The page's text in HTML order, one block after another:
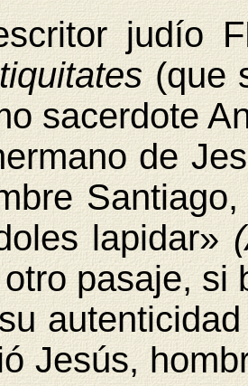
judío
(que
sacerdote
de
lapidar»
pasaje, si
Jesús,